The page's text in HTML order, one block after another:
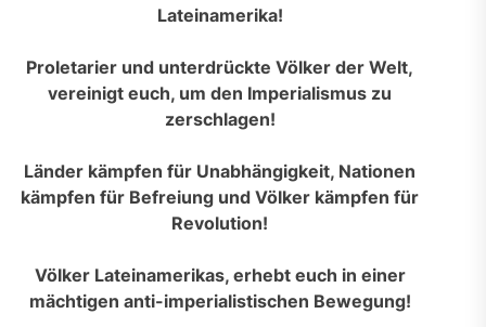
Lateinamerika!
Proletarier und unterdrückte Völker der Welt,
vereinigt euch, um den Imperialismus zu
zerschlagen!
Länder kämpfen für Unabhängigkeit, Nationen
kämpfen für Befreiung und Völker kämpfen für
Revolution!
Völker Lateinamerikas, erhebt euch in einer
mächtigen anti-imperialistischen Bewegung!